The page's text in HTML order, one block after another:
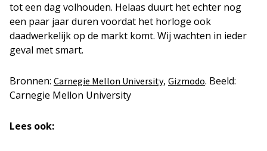
tot een dag volhouden. Helaas duurt het echter nog
een paar jaar duren voordat het horloge ook
daadwerkelijk op de markt komt. Wij wachten in ieder
geval met smart.
Bronnen: Carnegie Mellon University, Gizmodo. Beeld:
Carnegie Mellon University
Lees ook: